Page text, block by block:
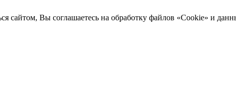
сайтом, Вы соглашаетесь на обработку файлов «Cookie» и